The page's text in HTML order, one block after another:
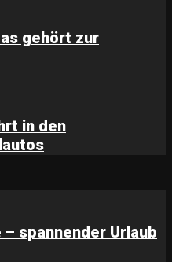
gehört zur
in den
spannender Urlaub